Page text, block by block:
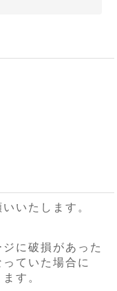
いたします。
に破損があった
ていた場合に
す。